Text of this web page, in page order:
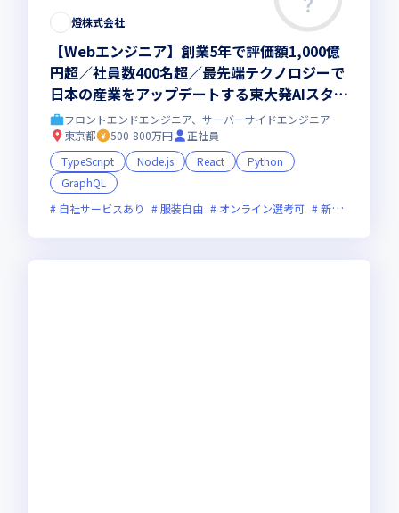
燈株式会社
【Webエンジニア】創業5年で評価額1,000億
円超／社員数400名超／最先端テクノロジーで
日本の産業をアップデートする東大発AIスター
トアップ
フロントエンドエンジニア、サーバーサイドエンジニア
東京都
500-800万円
正社員
TypeScript
Node.js React
Python
GraphQL
自社サービスあり
服装自由 オンライン選考可 新規立ち上げ